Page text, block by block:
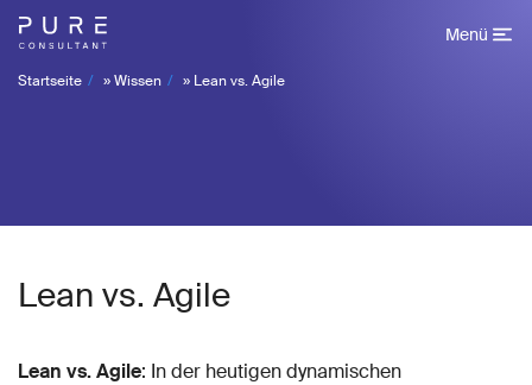
Menü
Startseite »Wissen » Lean vs. Agile
Lean vs. Agile
Lean vs. Agile: In der heutigen dynamischen